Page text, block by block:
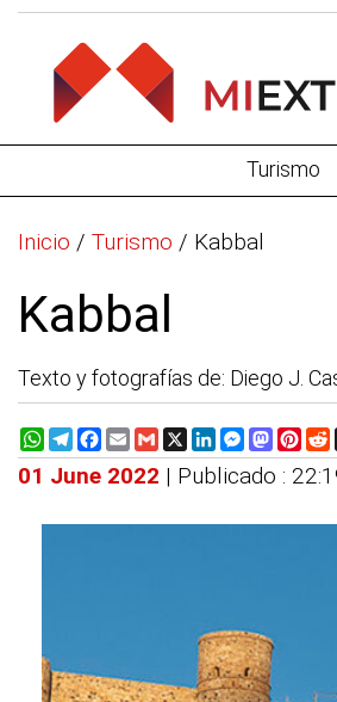
Turismo
Inicio / Turismo / Kabbal
Kabbal
Texto y fotografías de: Diego J.
WhatsApp
Telegram
Facebook
EmailGmail
X LinkedIn
01 June 2022 | Publicado :